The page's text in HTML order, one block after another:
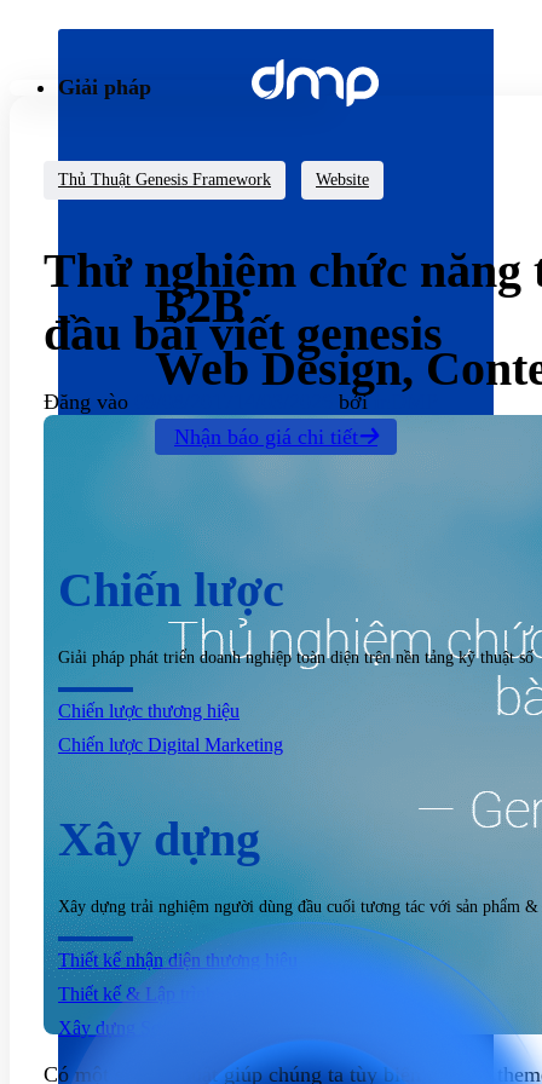
dung
Giải pháp
B2B
Web Design,
Nhận báo giá chi tiết
Chiến lược
Giải pháp phát triển doanh nghiệp toàn diện trên nền tảng kỹ thuật số
Chiến lược thương hiệu
Chiến lược Digital Marketing
Xây dựng
Xây dựng trải nghiệm người dùng đầu cuối tương tác với sản phẩm
Thiết kế nhận diện thương hiệu
Thiết kế & Lập trình website
Xây dựng Social Media
Thủ Thuật Genesis Framework Website
Thử nghiệm chức năng
đầu bài viết genesis
Đăng vào bởi
Có một số thủ thuật giúp chúng ta tùy biến genesis